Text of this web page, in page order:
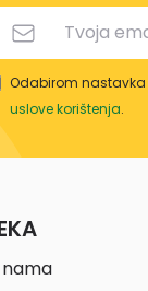
Odabirom
uslove korištenja.